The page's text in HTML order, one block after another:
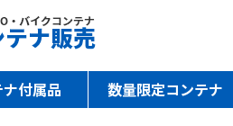
付属品 数量限定コンテナ